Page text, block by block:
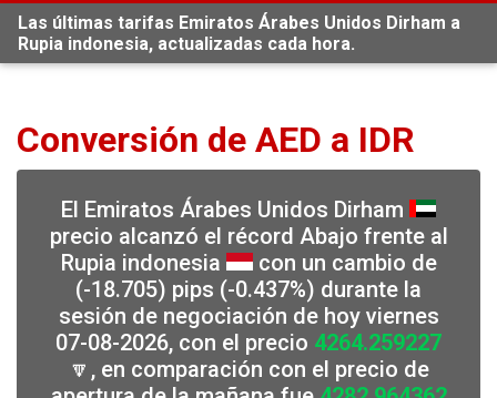
Las últimas tarifas Emiratos Árabes Unidos Dirham a
Rupia indonesia, actualizadas cada hora.
Conversión de AED a IDR
El Emiratos Árabes Unidos Dirham
precio alcanzó el récord Abajo frente al
Rupia indonesia
con un cambio de
(-18.705) pips (-0.437%) durante la
sesión de negociación de hoy viernes
07-08-2026, con el precio 4264.259227
🔽, en comparación con el precio de